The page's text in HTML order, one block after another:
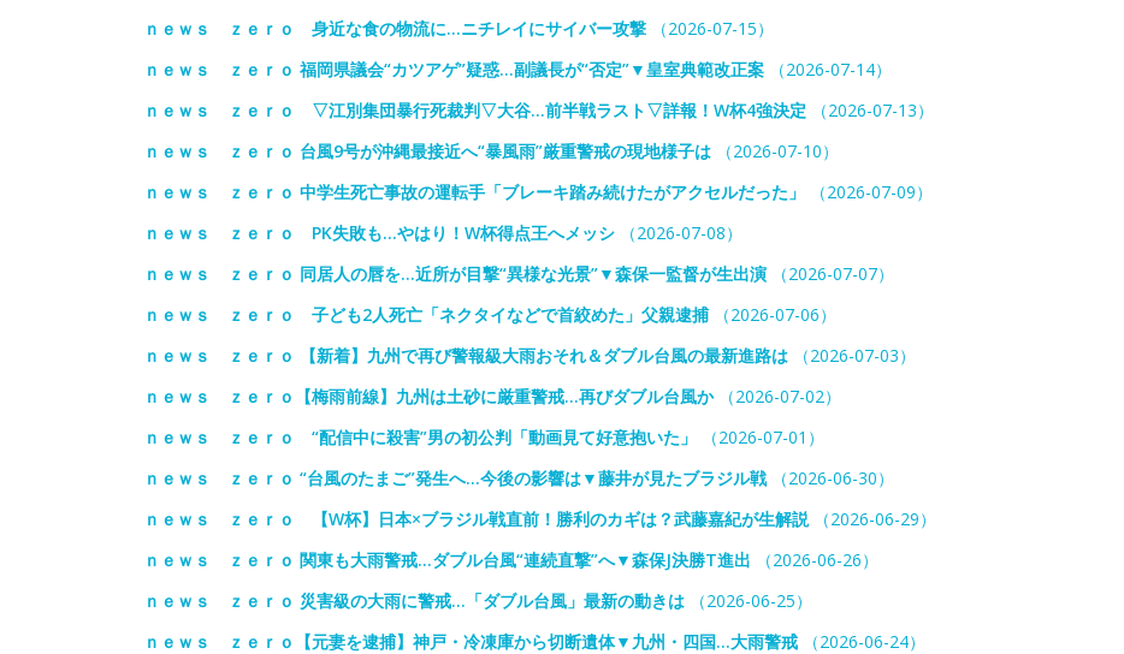
ｎｅｗｓ ｚｅｒｏ 身近な食の物流に…ニチレイにサイバー攻撃 （2026-07-15）
ｎｅｗｓ ｚｅｒｏ 福岡県議会“カツアゲ”疑惑…副議長が“否定”▼皇室典範改正案 （2026-07-14）
ｎｅｗｓ ｚｅｒｏ ▽江別集団暴行死裁判▽大谷…前半戦ラスト▽詳報！W杯4強決定 （2026-07-13）
ｎｅｗｓ ｚｅｒｏ 台風9号が沖縄最接近へ“暴風雨”厳重警戒の現地様子は （2026-07-10）
ｎｅｗｓ ｚｅｒｏ 中学生死亡事故の運転手「ブレーキ踏み続けたがアクセルだった」
（2026-07-09）
ｎｅｗｓ ｚｅｒｏ PK失敗も…やはり！W杯得点王へメッシ （2026-07-08）
ｎｅｗｓ ｚｅｒｏ 同居人の唇を…近所が目撃“異様な光景”▼森保一監督が生出演 （2026-07-07）
ｎｅｗｓ ｚｅｒｏ 子ども2人死亡「ネクタイなどで首絞めた」父親逮捕（2026-07-06）
ｎｅｗｓ ｚｅｒｏ 【新着】九州で再び警報級大雨おそれ＆ダブル台風の最新進路は （2026-07-03）
ｎｅｗｓ ｚｅｒｏ【梅雨前線】九州は土砂に厳重警戒…再びダブル台風か（2026-07-02）
ｎｅｗｓ ｚｅｒｏ “配信中に殺害”男の初公判「動画見て好意抱いた」
（2026-07-01）
ｎｅｗｓ ｚｅｒｏ “台風のたまご”発生へ…今後の影響は▼藤井が見たブラジル戦 （2026-06-30）
ｎｅｗｓ ｚｅｒｏ 【W杯】日本×ブラジル戦直前！勝利のカギは？武藤嘉紀が生解説 （2026-06-29）
ｎｅｗｓ ｚｅｒｏ 関東も大雨警戒…ダブル台風“連続直撃”へ▼森保J決勝T進出 （2026-06-26）
ｎｅｗｓ ｚｅｒｏ 災害級の大雨に警戒…「ダブル台風」最新の動きは （2026-06-25）
ｎｅｗｓ ｚｅｒｏ【元妻を逮捕】神戸・冷凍庫から切断遺体▼九州・四国…大雨警戒 （2026-06-24）